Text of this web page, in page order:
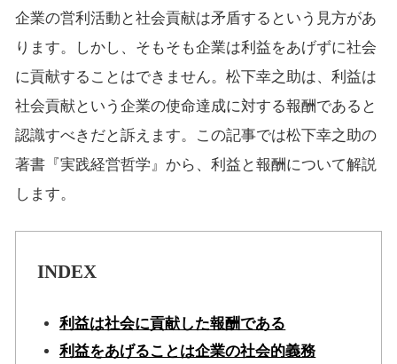
企業の営利活動と社会貢献は矛盾するという見方があ
ります。しかし、そもそも企業は利益をあげずに社会
に貢献することはできません。松下幸之助は、利益は
社会貢献という企業の使命達成に対する報酬であると
認識すべきだと訴えます。この記事では松下幸之助の
著書『実践経営哲学』から、利益と報酬について解説
します。
INDEX
利益は社会に貢献した報酬である
利益をあげることは企業の社会的義務